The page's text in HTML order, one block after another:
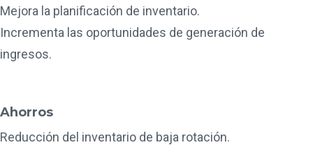
Mejora la planificación de inventario.
Incrementa las oportunidades de generación de
ingresos.
Ahorros
Reducción del inventario de baja rotación.